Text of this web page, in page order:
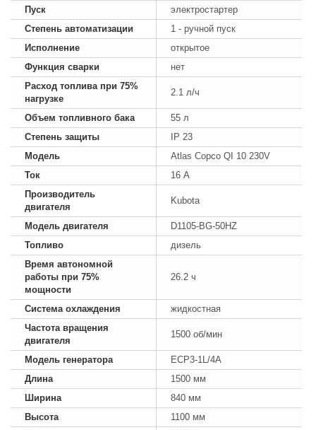
Пуск
электростартер
Степень автоматизации
1 - ручной пуск
Исполнение
открытое
Функция сварки
нет
Расход топлива при 75%
нагрузке
2.1 л/ч
Объем топливного бака
55 л
Степень защиты
IP 23
Модель
Atlas Copco QI 10 230V
Ток
16 А
Производитель
двигателя
Kubota
Модель двигателя
D1105-BG-50HZ
Топливо
дизель
Время автономной
работы при 75%
мощности
26.2 ч
Система охлаждения
жидкостная
Частота вращения
двигателя
1500 об/мин
Модель генератора
ECP3-1L/4A
Длина
1500 мм
Ширина
840 мм
Высота
1100 мм